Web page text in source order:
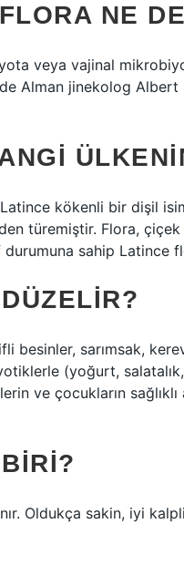
NE
veya vajinal
Alman jinekolog
kökenli bir dişil
türemiştir. Flora,
sahip Latince
besinler, sarımsak,
(yoğurt,
ve çocukların
Oldukça sakin, iyi